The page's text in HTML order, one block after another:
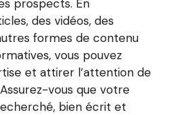
prospects. En
des vidéos, des
formes de contenu
vous pouvez
et attirer l’attention de
vous que votre
bien écrit et